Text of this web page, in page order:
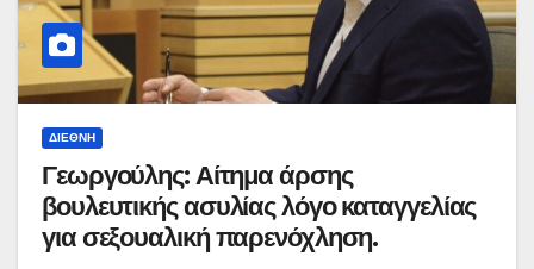
ΔΙΕΘΝΉ
Γεωργούλης: Αίτημα άρσης
βουλευτικής ασυλίας λόγο καταγγελίας
για σεξουαλική παρενόχληση.